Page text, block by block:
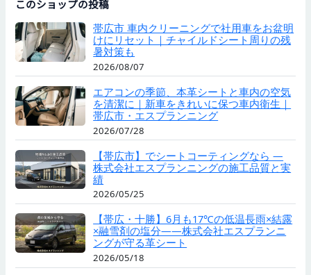
このショップの投稿
帯広市 車内クリーニングで社用車をお盆明
けにリセット｜チャイルドシート周りの残
暑対策も
2026/08/07
エアコンの季節、本革シートと車内の空気
を清潔に｜新車をきれいに保つ車内衛生｜
帯広市・エスプランニング
2026/07/28
【帯広市】でシートコーティングなら —
株式会社エスプランニングの施工品質と実
績
2026/05/25
【帯広・十勝】6月も17℃の低温長雨×結露
×融雪剤の塩分——株式会社エスプランニ
ングが守る革シート
2026/05/18